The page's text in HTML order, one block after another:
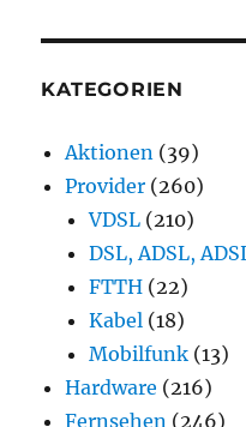
KATEGORIEN
Aktionen (39)
Provider (260)
VDSL (210)
DSL, ADSL,
FTTH (22)
Kabel (18)
Mobilfunk (13)
Hardware (216)
Fernsehen (246)